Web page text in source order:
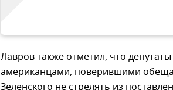
Лавров также отметил, что
американцами, поверившими
Зеленского не стрелять из